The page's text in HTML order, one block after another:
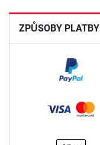
ZPŮSOBY PLATBY